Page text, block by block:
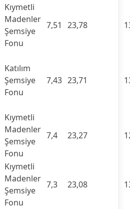
Kıymetli
Madenler
Şemsiye
Fonu
7,51 23,78
Katılım
Şemsiye
Fonu
7,43 23,71
Kıymetli
Madenler
Şemsiye
Fonu
7,4 23,27
Kıymetli
Madenler
Şemsiye
Fonu
7,3 23,08